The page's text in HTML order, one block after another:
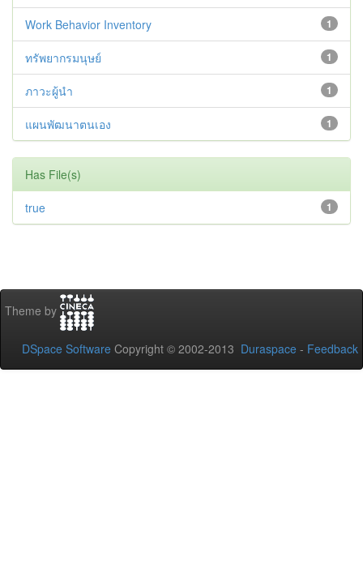
1
Work Behavior Inventory
1
ทรัพยากรมนุษย์
1
ภาวะผู้นำ
1
แผนพัฒนาตนเอง
Has File(s)
1
true
Theme by
DSpace Software Copyright © 2002-2013 Duraspace - Feedback